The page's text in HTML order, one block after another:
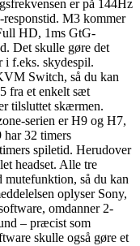
er på 144Hz
M3 kommer
HD, 1ms GtG-
Det skulle gøre det
i f.eks. skydespil.
Switch, så du kan
fra et enkelt sæt
tilsluttet skærmen.
serien er H9 og H7,
har 32 timers
spiletid. Herudover
headset. Alle tre
så du kan
oplyser Sony,
omdanner 2-
– præcist som
skulle også gøre et